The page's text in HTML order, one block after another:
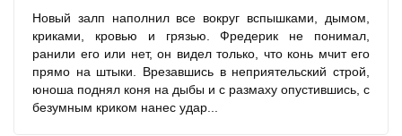
Новый залп наполнил все вокруг вспышками, дымом,
криками, кровью и грязью. Фредерик не понимал,
ранили его или нет, он видел только, что конь мчит его
прямо на штыки. Врезавшись в неприятельский строй,
юноша поднял коня на дыбы и с размаху опустившись, с
безумным криком нанес удар...